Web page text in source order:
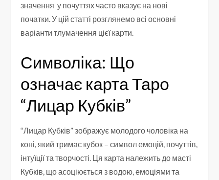
значення у почуттях часто вказує на нові
початки. У цій статті розглянемо всі основні
варіанти тлумачення цієї карти.
Символіка: Що
означає карта Таро
“Лицар Кубків”
“Лицар Кубків” зображує молодого чоловіка на
коні, який тримає кубок – символ емоцій, почуттів,
інтуїції та творчості. Ця карта належить до масті
Кубків, що асоціюється з водою, емоціями та